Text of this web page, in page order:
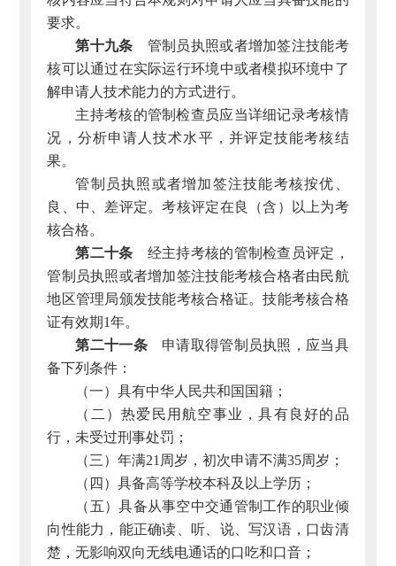
要求。
第十九条 管制员执照或者增加签注技能考
核可以通过在实际运行环境中或者模拟环境中了
解申请人技术能力的方式进行。
主持考核的管制检查员应当详细记录考核情
况，分析申请人技术水平，并评定技能考核结
果。
管制员执照或者增加签注技能考核按优、
良、中、差评定。考核评定在良（含）以上为考
核合格。
第二十条 经主持考核的管制检查员评定，
管制员执照或者增加签注技能考核合格者由民航
地区管理局颁发技能考核合格证。技能考核合格
证有效期1年。
第二十一条申请取得管制员执照，应当具
备下列条件：
（一）具有中华人民共和国国籍；
（二）热爱民用航空事业，具有良好的品
行，未受过刑事处罚；
（三）年满21周岁，初次申请不满35周岁；
（四）具备高等学校本科及以上学历；
（五）具备从事空中交通管制工作的职业倾
向性能力，能正确读、听、说、写汉语，口齿清
楚，无影响双向无线电通话的口吃和口音；